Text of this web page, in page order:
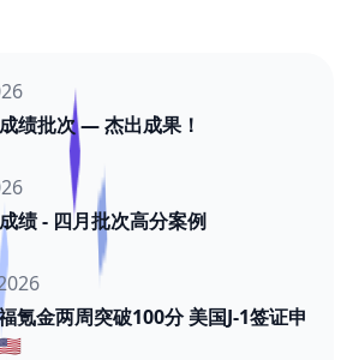
绩批次 — 杰出成果！
绩 - 四月批次高分案例
氪金两周突破100分 美国J-1签证申